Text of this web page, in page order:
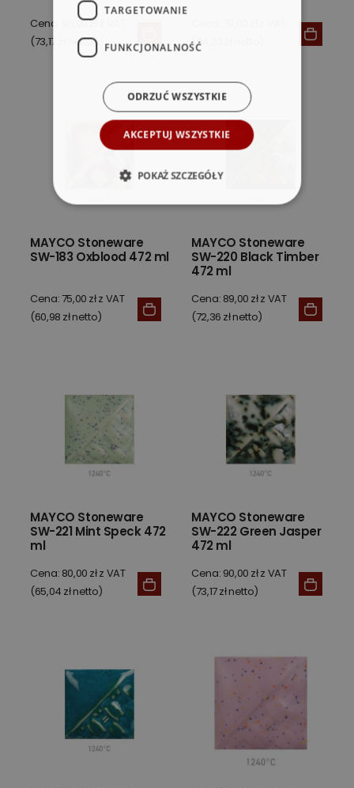
Cena: 90,00 zł z VAT
(73,17 zł netto)
(64,23 zł netto)
MAYCO Stoneware
SW-183 Oxblood 472 ml
Cena: 75,00 zł z VAT
(60,98 zł netto)
MAYCO Stoneware
SW-220 Black Timber
472 ml
Cena: 89,00 zł z VAT
(72,36 zł netto)
MAYCO Stoneware
SW-221 Mint Speck 472
ml
Cena: 80,00 zł z VAT
(65,04 zł netto)
MAYCO Stoneware
SW-222 Green Jasper
472 ml
Cena: 90,00 zł z VAT
(73,17 zł netto)
TARGETOWANIE
FUNKCJONALNOŚĆ
AKCEPTUJ WSZYSTKIE
ODRZUĆ WSZYSTKIE
POKAŻ SZCZEGÓŁY